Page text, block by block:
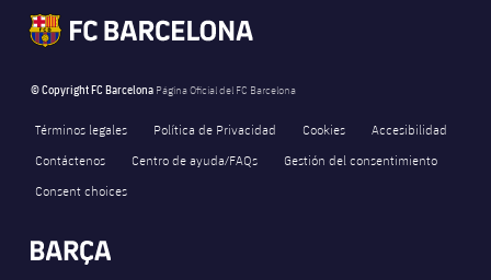
© Copyright FC Barcelona Página Oficial del FC Barcelona
Términos legales Política de Privacidad Cookies
Accesibilidad
Contáctenos
Centro de ayuda/FAQs
Gestión del consentimiento
Consent choices